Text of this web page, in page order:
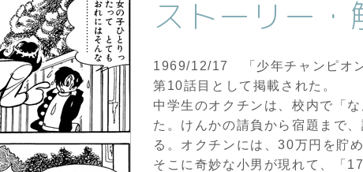
ストーリー・
1969/12/17 「少年チャンピオ
第10話目として掲載された。
中学生のオクチンは、校内で「
た。けんかの請負から宿題まで
る。オクチンには、30万円を貯
そこに奇妙な小男が現れて、「